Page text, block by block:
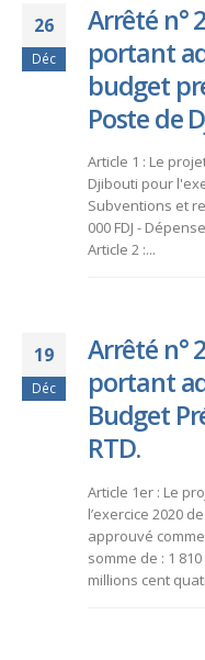
26
Déc
Arrêté n°
portant
budget
Poste de
Article 1 : Le
Djibouti pour
Subventions et
000 FDJ -
Article 2 :...
19
Déc
Arrêté n°
portant
Budget
RTD.
Article 1er : Le
l’exercice 2020
approuvé
somme de : 1
millions cent